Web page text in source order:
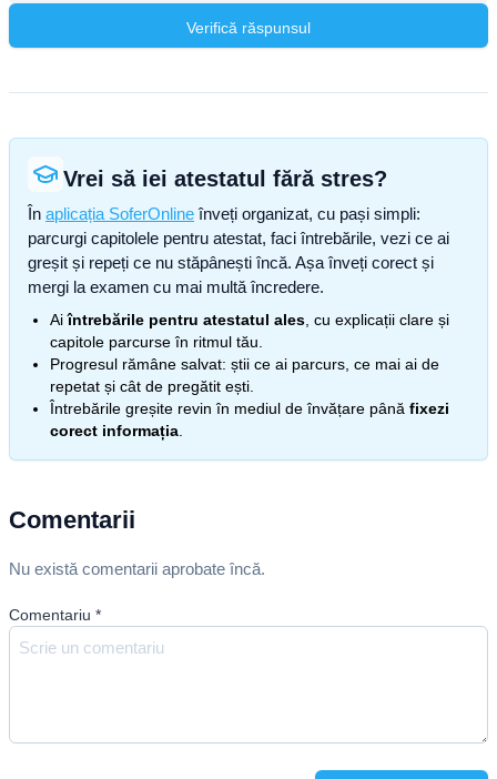
Verifică răspunsul
Vrei să iei atestatul fără stres?
În aplicația SoferOnline înveți organizat, cu pași simpli:
parcurgi capitolele pentru atestat, faci întrebările, vezi ce ai
greșit și repeți ce nu stăpânești încă. Așa înveți corect și
mergi la examen cu mai multă încredere.
Aiîntrebările pentru atestatul ales , cu explicații clare și
capitole parcurse în ritmul tău.
Progresul rămâne salvat: știi ce ai parcurs, ce mai ai de
repetat și cât de pregătit ești.
Întrebările greșite revin în mediul de învățare până fixezi
corect informația
Comentarii
Nu există comentarii aprobate încă.
Comentariu *